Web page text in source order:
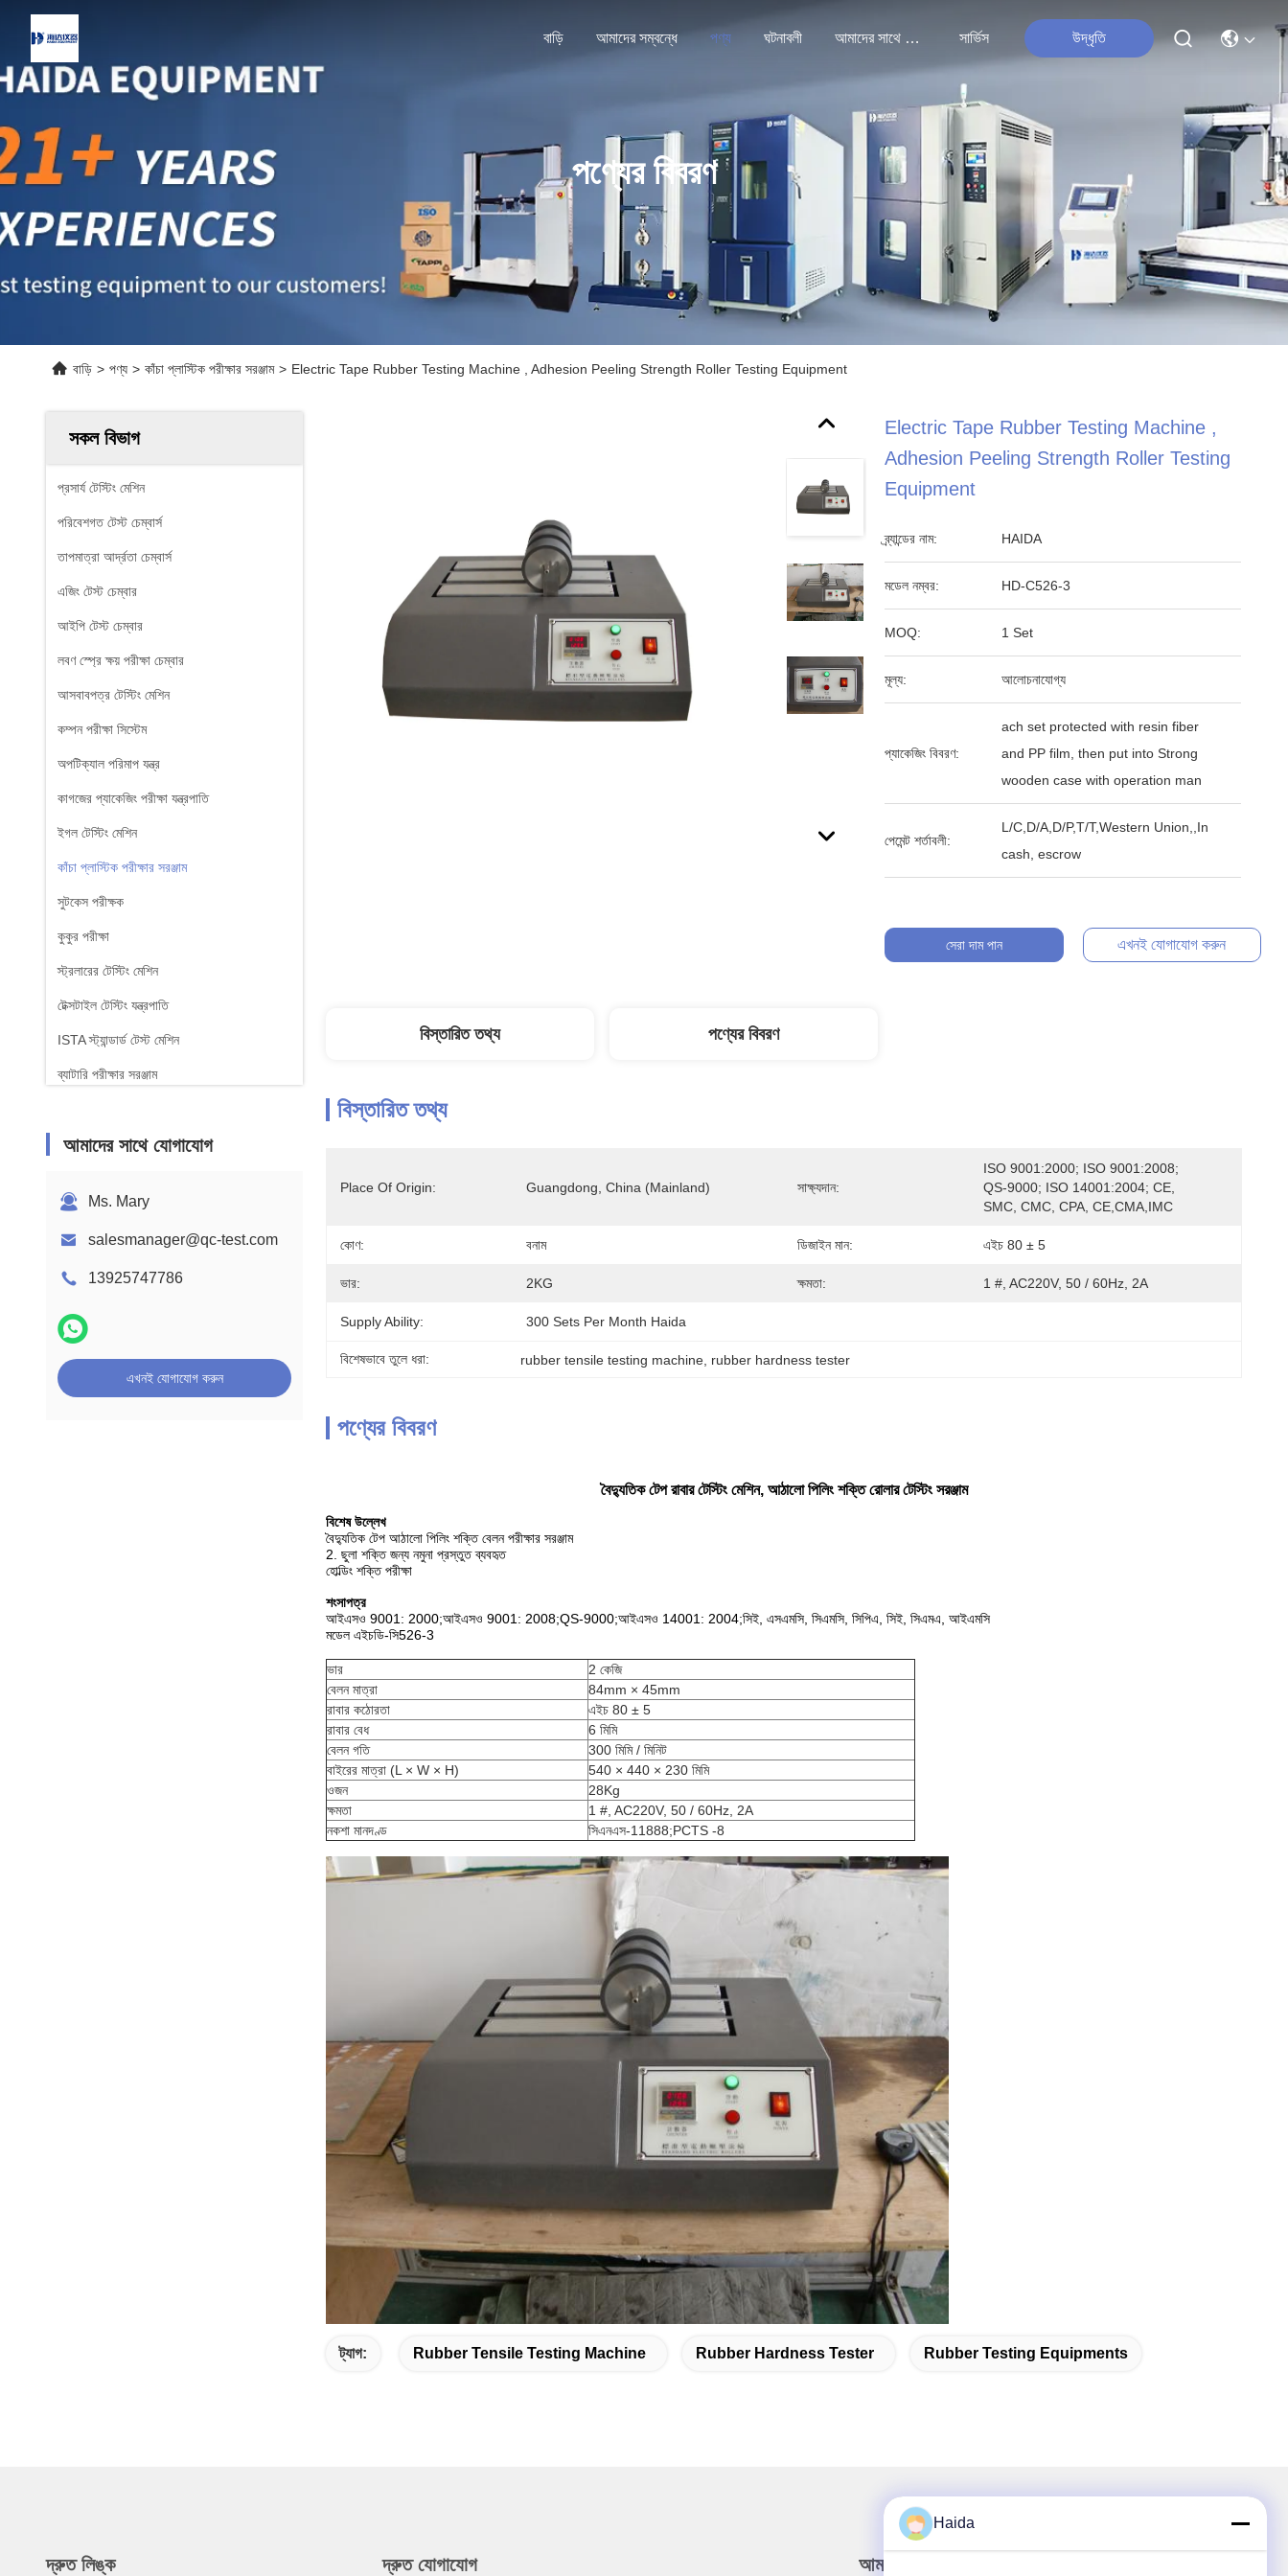
বাড়ি আমাদের সম্বন্ধে পণ্য ঘটনাবলী আমাদের সাথে যোগাযোগ সার্ভিস উদ্ধৃতি
পণ্যের বিবরণ
বাড়ি > পণ্য > কাঁচা প্লাস্টিক পরীক্ষার সরঞ্জাম > Electric Tape Rubber Testing Machine , Adhesion Peeling Strength Roller Testing Equipment
সকল বিভাগ
প্রসার্য টেস্টিং মেশিন
পরিবেশগত টেস্ট চেম্বার্স
তাপমাত্রা আর্দ্রতা চেম্বার্স
এজিং টেস্ট চেম্বার
আইপি টেস্ট চেম্বার
লবণ স্প্রে ক্ষয় পরীক্ষা চেম্বার
আসবাবপত্র টেস্টিং মেশিন
কম্পন পরীক্ষা সিস্টেম
অপটিক্যাল পরিমাপ যন্ত্র
কাগজের প্যাকেজিং পরীক্ষা যন্ত্রপাতি
ইগল টেস্টিং মেশিন
কাঁচা প্লাস্টিক পরীক্ষার সরঞ্জাম
সুটকেস পরীক্ষক
কুকুর পরীক্ষা
স্ট্রলারের টেস্টিং মেশিন
টেক্সটাইল টেস্টিং যন্ত্রপাতি
ISTA স্ট্যান্ডার্ড টেস্ট মেশিন
ব্যাটারি পরীক্ষার সরঞ্জাম
জ্বলনযোগ্যতা পরীক্ষার সরঞ্জাম
আমাদের সাথে যোগাযোগ
Ms. Mary
salesmanager@qc-test.com
13925747786
এখনই যোগাযোগ করুন
Electric Tape Rubber Testing Machine ,
Adhesion Peeling Strength Roller Testing
Equipment
ব্র্যান্ডের নাম: HAIDA
মডেল নম্বর: HD-C526-3
MOQ: 1 Set
মূল্য: আলোচনাযোগ্য
প্যাকেজিং বিবরণ:
ach set protected with resin fiber
and PP film, then put into Strong
wooden case with operation man
পেমেন্ট শর্তাবলী:
L/C,D/A,D/P,T/T,Western Union,,In
cash, escrow
সেরা দাম পান এখনই যোগাযোগ করুন
বিস্তারিত তথ্য পণ্যের বিবরণ
বিস্তারিত তথ্য
Place Of Origin: Guangdong, China (Mainland) সাক্ষ্যদান:
ISO 9001:2000; ISO 9001:2008;
QS-9000; ISO 14001:2004; CE,
SMC, CMC, CPA, CE,CMA,IMC
কোণ: বনাম ডিজাইন মান: এইচ 80 ± 5
ভার: 2KG ক্ষমতা: 1 #, AC220V, 50 / 60Hz, 2A
Supply Ability: 300 Sets Per Month Haida
বিশেষভাবে তুলে ধরা: rubber tensile testing machine rubber hardness tester
পণ্যের বিবরণ
বৈদ্যুতিক টেপ রাবার টেস্টিং মেশিন, আঠালো পিলিং শক্তি রোলার টেস্টিং সরঞ্জাম
বিশেষ উল্লেখ
বৈদ্যুতিক টেপ আঠালো পিলিং শক্তি বেলন পরীক্ষার সরঞ্জাম
2. ছুলা শক্তি জন্য নমুনা প্রস্তুত ব্যবহৃত
হোল্ডিং শক্তি পরীক্ষা
শংসাপত্র
আইএসও 9001: 2000;আইএসও 9001: 2008;QS-9000;আইএসও 14001: 2004;সিই, এসএমসি, সিএমসি, সিপিএ, সিই, সিএমএ, আইএমসি
মডেল এইচডি-সি526-3
ভার
2 কেজি
বেলন মাত্রা
84mm × 45mm
রাবার কঠোরতা
এইচ 80 ± 5
রাবার বেধ
6 মিমি
বেলন গতি
300 মিমি / মিনিট
বাইরের মাত্রা (L × W × H)
540 × 440 × 230 মিমি
ওজন
28Kg
ক্ষমতা
1 #, AC220V, 50 / 60Hz, 2A
নকশা মানদণ্ড
সিএনএস-11888;PCTS -8
ট্যাগ: Rubber Tensile Testing Machine Rubber Hardness Tester Rubber Testing Equipments
দ্রুত লিঙ্ক দ্রুত যোগাযোগ আমাদের নিউজলেটার
Haida